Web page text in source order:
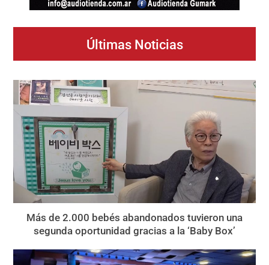
Últimas Noticias
Más de 2.000 bebés abandonados tuvieron una
segunda oportunidad gracias a la ‘Baby Box’